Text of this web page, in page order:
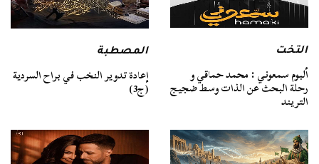
التخت
ألبوم سمعوني : محمد حماقي و
رحلة البحث عن الذات وسط ضجيج
التريند
المصطبة
إعادة تدوير النخب في براح السردية
(ج3)